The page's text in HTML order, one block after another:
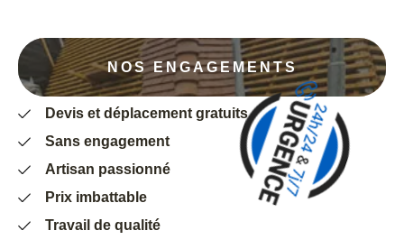
NOS ENGAGEMENTS
Devis et déplacement gratuits
Sans engagement
Artisan passionné
Prix imbattable
Travail de qualité